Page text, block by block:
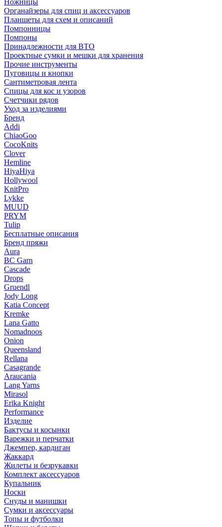
Ножницы
Органайзеры для спиц и аксессуаров
Планшеты для схем и описаний
Помпонницы
Помпоны
Принадлежности для ВТО
Проектные сумки и мешки для хранения
Прочие инструменты
Пуговицы и кнопки
Сантиметровая лента
Спицы для кос и узоров
Счетчики рядов
Уход за изделиями
Бренд
Addi
ChiaoGoo
CocoKnits
Clover
Hemline
HiyaHiya
Hollywool
KnitPro
Lykke
MUUD
PRYM
Tulip
Бесплатные описания
Бренд пряжи
Aura
BC Garn
Cascade
Drops
Gruendl
Jody Long
Katia Concept
Kremke
Lana Gatto
Nomadnoos
Onion
Queensland
Rellana
Casagrande
Araucania
Lang Yarns
Mirasol
Erika Knight
Performance
Изделие
Бактусы и косынки
Варежки и перчатки
Джемпер, кардиган
Жаккард
Жилеты и безрукавки
Комплект аксессуаров
Купальник
Носки
Снуды и манишки
Сумки и аксессуары
Топы и футболки